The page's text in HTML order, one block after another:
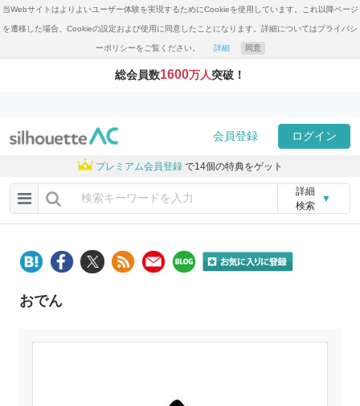
当Webサイトはよりよいユーザー体験を実現するためにCookieを使用しています。これ以降ページ
を遷移した場合、Cookieの設定および使用に同意したことになります。詳細についてはプライバシ
ーポリシーをご覧ください。 詳細 同意
総会員数1600万人突破！
会員登録 ログイン
プレミアム会員登録 で14個の特典をゲット
詳細
検索
▼
おでん